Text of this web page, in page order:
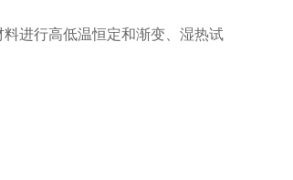
进行高低温恒定和渐变、湿热试